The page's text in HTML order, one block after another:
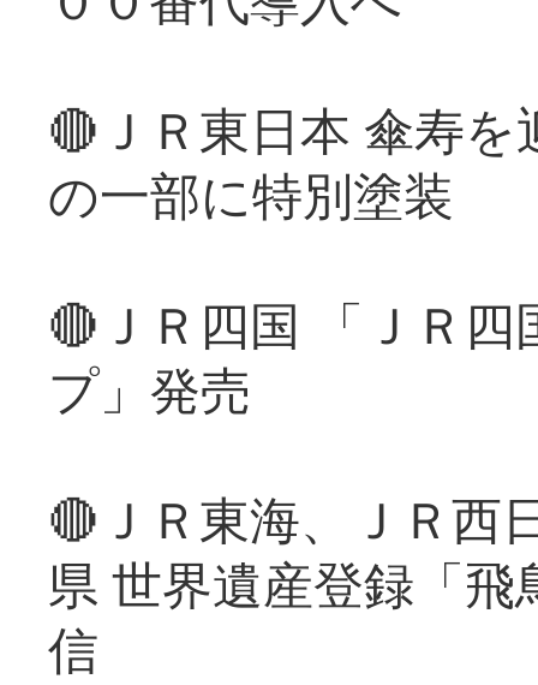
🔴ＪＲ東日本 傘寿
の一部に特別塗装
🔴ＪＲ四国 「ＪＲ
プ」発売
🔴ＪＲ東海、ＪＲ西
県 世界遺産登録「
信